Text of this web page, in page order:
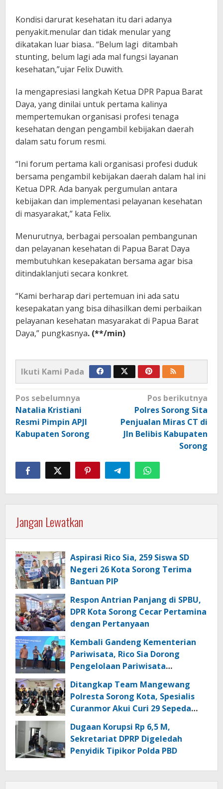
Kondisi darurat kesehatan itu dari adanya
penyakit.menular dan tidak menular yang
dikatakan luar biasa.. “Belum lagi ditambah
stunting, belum lagi ada mal fungsi layanan
kesehatan,”ujar Felix Duwith.
Ia mengapresiasi langkah Ketua DPR Papua Barat
Daya, yang dinilai untuk pertama kalinya
mempertemukan organisasi profesi tenaga
kesehatan dengan pengambil kebijakan daerah
dalam satu forum resmi.
“Ini forum pertama kali organisasi profesi duduk
bersama pengambil kebijakan daerah dalam hal ini
Ketua DPR. Ada banyak pergumulan antara
kebijakan dan implementasi pelayanan kesehatan
di masyarakat,” kata Felix.
Menurutnya, berbagai persoalan pembangunan
dan pelayanan kesehatan di Papua Barat Daya
membutuhkan kesepakatan bersama agar bisa
ditindaklanjuti secara konkret.
“Kami berharap dari pertemuan ini ada satu
kesepakatan yang bisa dihasilkan demi perbaikan
pelayanan kesehatan masyarakat di Papua Barat
Daya,” pungkasnya. (**/min)
Ikuti Kami Pada
Navigasi
pos
Pos sebelumnya
Natalia Kristiani
Resmi Pimpin APJI
Kabupaten Sorong
Pos berikutnya
Polres Sorong Sita
Penjualan Miras CT di
Jln Belibis Kabupaten
Sorong
Jangan Lewatkan
Aspirasi Rico Sia, 259 Siswa SD
Negeri 26 Kota Sorong Terima
Bantuan PIP
Respon Antrian Panjang di SPBU,
DPR Kota Sorong Cecar Pertamina
dengan Pertanyaan
Kembali Gandeng Kementerian
Pariwisata, Rico Sia Dorong
Pengelolaan Pariwisata
Ditangkap Team Mangewang
Polresta Sorong Kota, Spesialis
Curanmor Akui Curi 29 Sepeda
Dugaan Korupsi Rp 6,5 M,
Sekretariat DPRP Digeledah
Penyidik Tipikor Polda PBD